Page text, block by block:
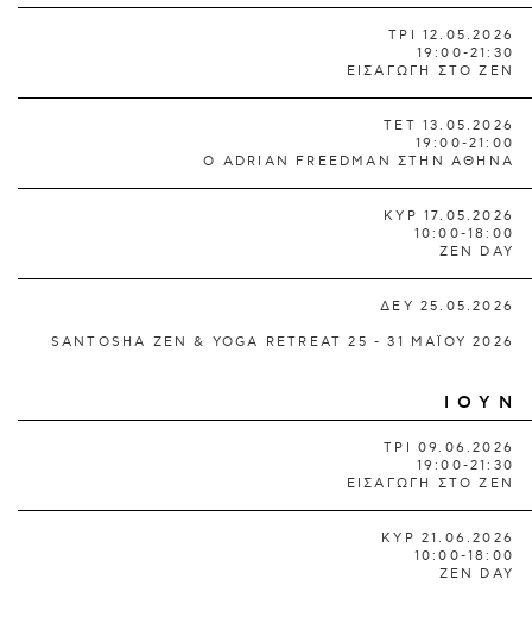
ΤΡΙ 12.05.2026
19:00-21:30
ΕΙΣΑΓΩΓΗ ΣΤΟ ΖΕΝ
ΤΕΤ 13.05.2026
19:00-21:00
O ADRIAN FREEDMAN ΣΤΗΝ ΑΘΗΝΑ
ΚΥΡ 17.05.2026
10:00-18:00
ZEN DAY
ΔΕΥ 25.05.2026
SANTOSHA ZEN & YOGA RETREAT 25 - 31 ΜΑΪΟΥ 2026
ΙΟΥΝ
ΤΡΙ 09.06.2026
19:00-21:30
ΕΙΣΑΓΩΓΗ ΣΤΟ ΖΕΝ
ΚΥΡ 21.06.2026
10:00-18:00
ZEN DAY